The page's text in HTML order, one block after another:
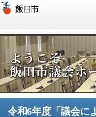
飯田市
令和6年度「議会に